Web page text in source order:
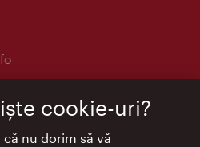
cookie-uri?
că nu dorim să vă